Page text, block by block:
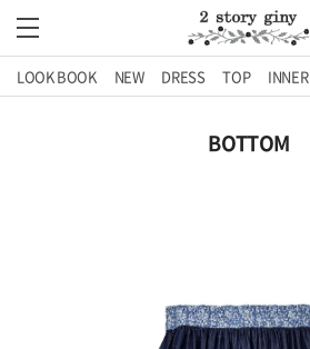
LOOK BOOK NEW DRESS TOP INNER
BOTTOM